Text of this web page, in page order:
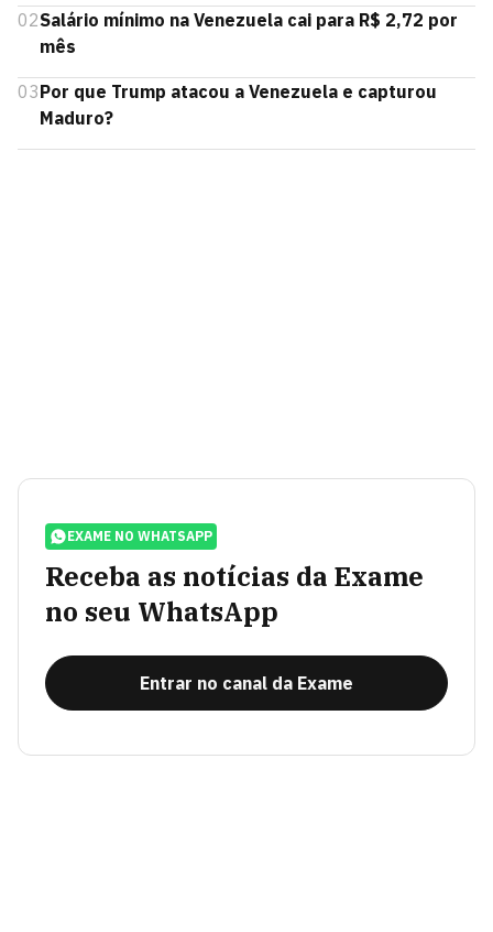
02Salário mínimo na Venezuela cai para R$ 2,72 por
mês
03Por que Trump atacou a Venezuela e capturou
Maduro?
EXAME NO WHATSAPP
Receba as notícias da Exame
no seu WhatsApp
Entrar no canal da Exame